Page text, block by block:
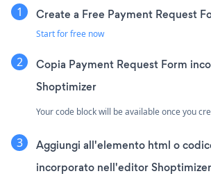
Create a Free Payment Request
Start for free now
Copia Payment Request Form
Shoptimizer
Your code block will be available once you
Aggiungi all'elemento html o
incorporato nell'editor Shoptimizer